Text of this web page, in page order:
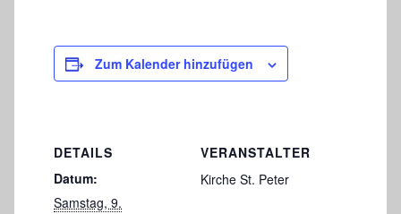
Zum Kalender hinzufügen
DETAILS
Datum:
Samstag, 9.
VERANSTALTER
Kirche St. Peter